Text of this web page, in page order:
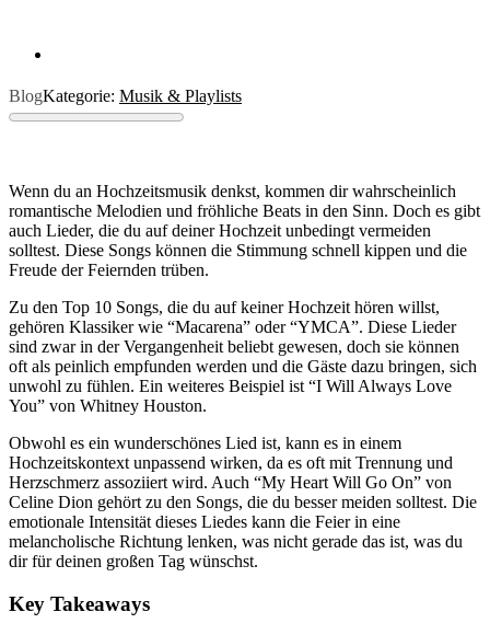
BlogKategorie: Musik & Playlists
Wenn du an Hochzeitsmusik denkst, kommen dir wahrscheinlich
romantische Melodien und fröhliche Beats in den Sinn. Doch es gibt
auch Lieder, die du auf deiner Hochzeit unbedingt vermeiden
solltest. Diese Songs können die Stimmung schnell kippen und die
Freude der Feiernden trüben.
Zu den Top 10 Songs, die du auf keiner Hochzeit hören willst,
gehören Klassiker wie “Macarena” oder “YMCA”. Diese Lieder
sind zwar in der Vergangenheit beliebt gewesen, doch sie können
oft als peinlich empfunden werden und die Gäste dazu bringen, sich
unwohl zu fühlen. Ein weiteres Beispiel ist “I Will Always Love
You” von Whitney Houston.
Obwohl es ein wunderschönes Lied ist, kann es in einem
Hochzeitskontext unpassend wirken, da es oft mit Trennung und
Herzschmerz assoziiert wird. Auch “My Heart Will Go On” von
Celine Dion gehört zu den Songs, die du besser meiden solltest. Die
emotionale Intensität dieses Liedes kann die Feier in eine
melancholische Richtung lenken, was nicht gerade das ist, was du
dir für deinen großen Tag wünschst.
Key Takeaways